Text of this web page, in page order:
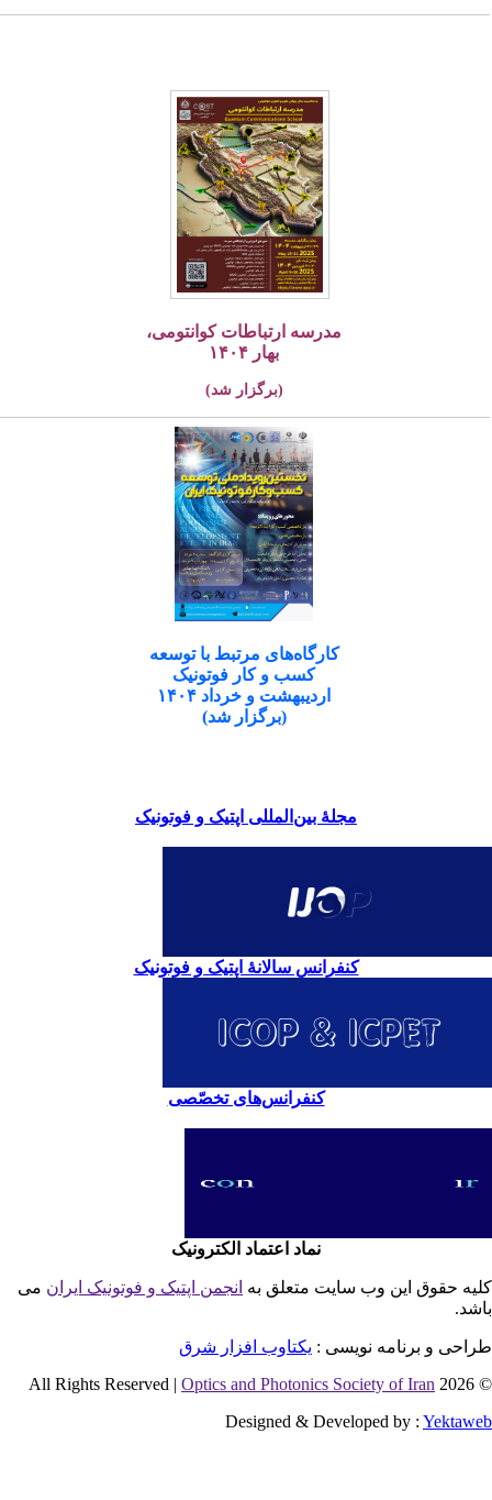
مدرسه ارتباطات کوانتومی،
بهار ۱۴۰۴
(برگزار شد)
کارگاه‌های مرتبط با توسعه
کسب و کار فوتونیک
اردیبهشت و خرداد ۱۴۰۴
(برگزار شد)
مجلۀ بین‌المللی اپتیک و فوتونیک
کنفرانس سالانۀ اپتیک و فوتونیک
کنفرانس‌های تخصّصی
نماد اعتماد الکترونیک
حقوق این وب سایت متعلق بهانجمن اپتیک و فوتونیک ایران می
و برنامه نویسی : یکتاوب افزار شرق
©
Optics and Photonics Society of Iran
Designed & Developed by :